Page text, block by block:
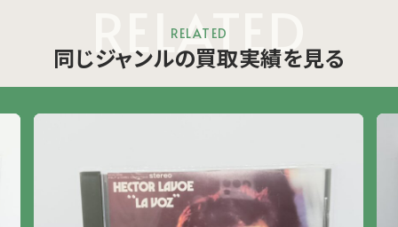
RELATED
RELATED
同じジャンルの買取実績を見る